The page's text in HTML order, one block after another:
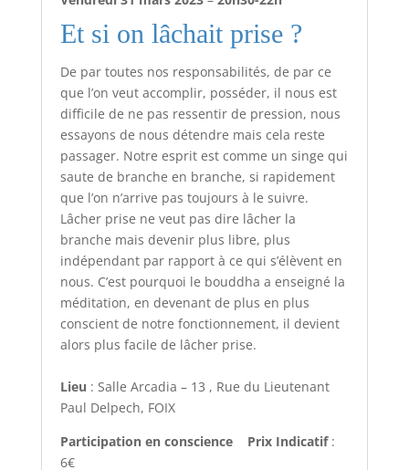
Et si on lâchait prise ?
De par toutes nos responsabilités, de par ce
que l’on veut accomplir, posséder, il nous est
difficile de ne pas ressentir de pression, nous
essayons de nous détendre mais cela reste
passager. Notre esprit est comme un singe qui
saute de branche en branche, si rapidement
que l’on n’arrive pas toujours à le suivre.
Lâcher prise ne veut pas dire lâcher la
branche mais devenir plus libre, plus
indépendant par rapport à ce qui s’élèvent en
nous. C’est pourquoi le bouddha a enseigné la
méditation, en devenant de plus en plus
conscient de notre fonctionnement, il devient
alors plus facile de lâcher prise.
Lieu : Salle Arcadia – 13 , Rue du Lieutenant
Paul Delpech, FOIX
Participation en conscience Prix Indicatif :
6€